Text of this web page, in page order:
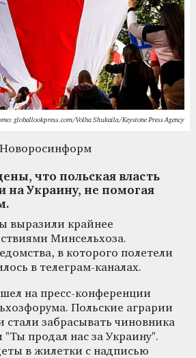
globallookpress.com/Volha Shukaila/Keystone Press Agency
что польская власть
на Украину, не помогая
выразили крайнее
Минсельхоза.
в которого полетели
в телеграм-каналах.
на пресс-конференции
Польские аграрии
стали забрасывать чиновника
продал нас за Украину".
в жилетки с надписью